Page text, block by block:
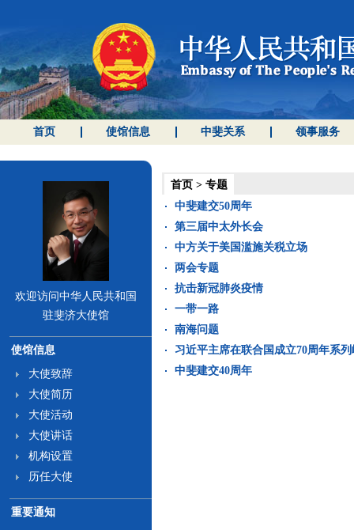
首页 使馆信息 中斐关系 领事服务
欢迎访问中华人民共和国
驻斐济大使馆
使馆信息
大使致辞
大使简历
大使活动
大使讲话
机构设置
历任大使
重要通知
首页 > 专题
中斐建交50周年
第三届中太外长会
中方关于美国滥施关税立场
两会专题
抗击新冠肺炎疫情
一带一路
南海问题
习近平主席在联合国成立70周年系
中斐建交40周年